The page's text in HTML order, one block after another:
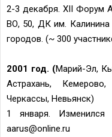
2-3 декабря. XII Форум
ВО, 50, ДК им. Калинина
городов. (~ 300
2001 год. (Марий-Эл,
Астрахань,
Черкассы, Невьянск)
1 января.
aarus@online.ru